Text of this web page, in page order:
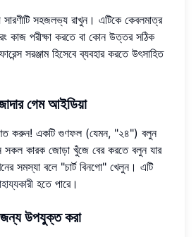
সারণীটি সহজলভ্য রাখুন। এটিকে কেবলমাত্র
কাজ পরীক্ষা করতে বা কোন উত্তর সঠিক
সরঞ্জাম হিসেবে ব্যবহার করতে উৎসাহিত
গেম আইডিয়া
করুন! একটি গুণফল (যেমন, "২৪") বলুন
সকল কারক জোড়া খুঁজে বের করতে বলুন যার
সমস্যা বলে "চার্ট বিনগো" খেলুন। এটি
হতে পারে।
জন্য উপযুক্ত করা